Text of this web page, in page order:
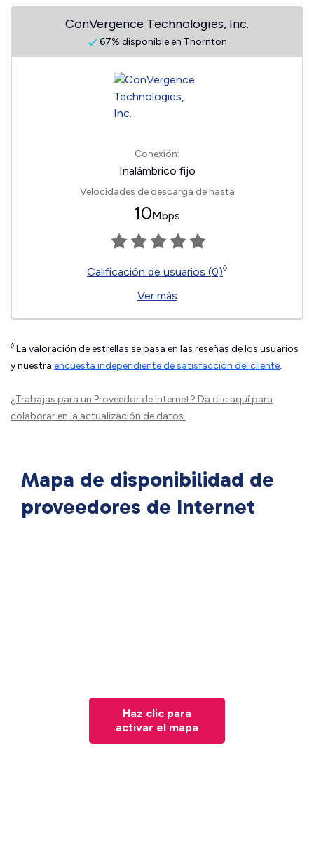
ConVergence Technologies, Inc.
67% disponible en Thornton
Conexión:
Inalámbrico fijo
Velocidades de descarga de hasta
10Mbps
Calificación de usuarios (0)◊
Ver más
◊ La valoración de estrellas se basa en las reseñas de los usuarios
y nuestra encuesta independiente de satisfacción del cliente.
¿Trabajas para un Proveedor de Internet? Da clic aquípara
colaborar en la actualización de datos.
Mapa de disponibilidad de
proveedores de Internet
Haz clic para
activar el mapa